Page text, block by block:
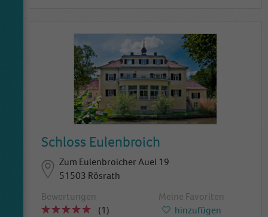
Schloss Eulenbroich
Zum Eulenbroicher Auel 19
51503 Rösrath
Bewertungen
(1)
Meine Favoriten
hinzufügen
anonymous form.